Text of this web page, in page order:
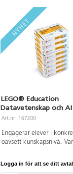
LEGO® Education
Datavetenskap och
paket för 32 elever
Art.nr: 167200
Engagerar elever i
oavsett kunskapsnivå.
Logga in för att se ditt